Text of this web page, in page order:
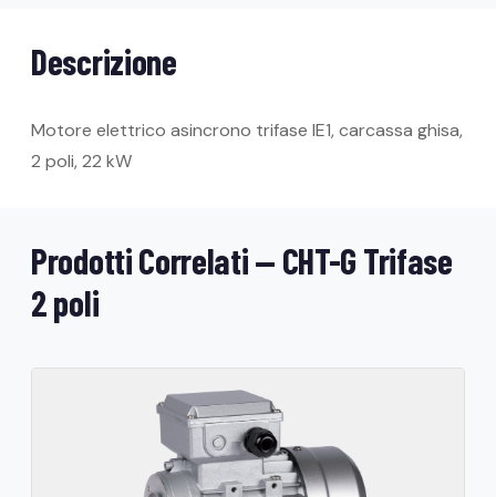
Descrizione
Motore elettrico asincrono trifase IE1, carcassa ghisa,
2 poli, 22 kW
Prodotti Correlati — CHT-G Trifase
2 poli